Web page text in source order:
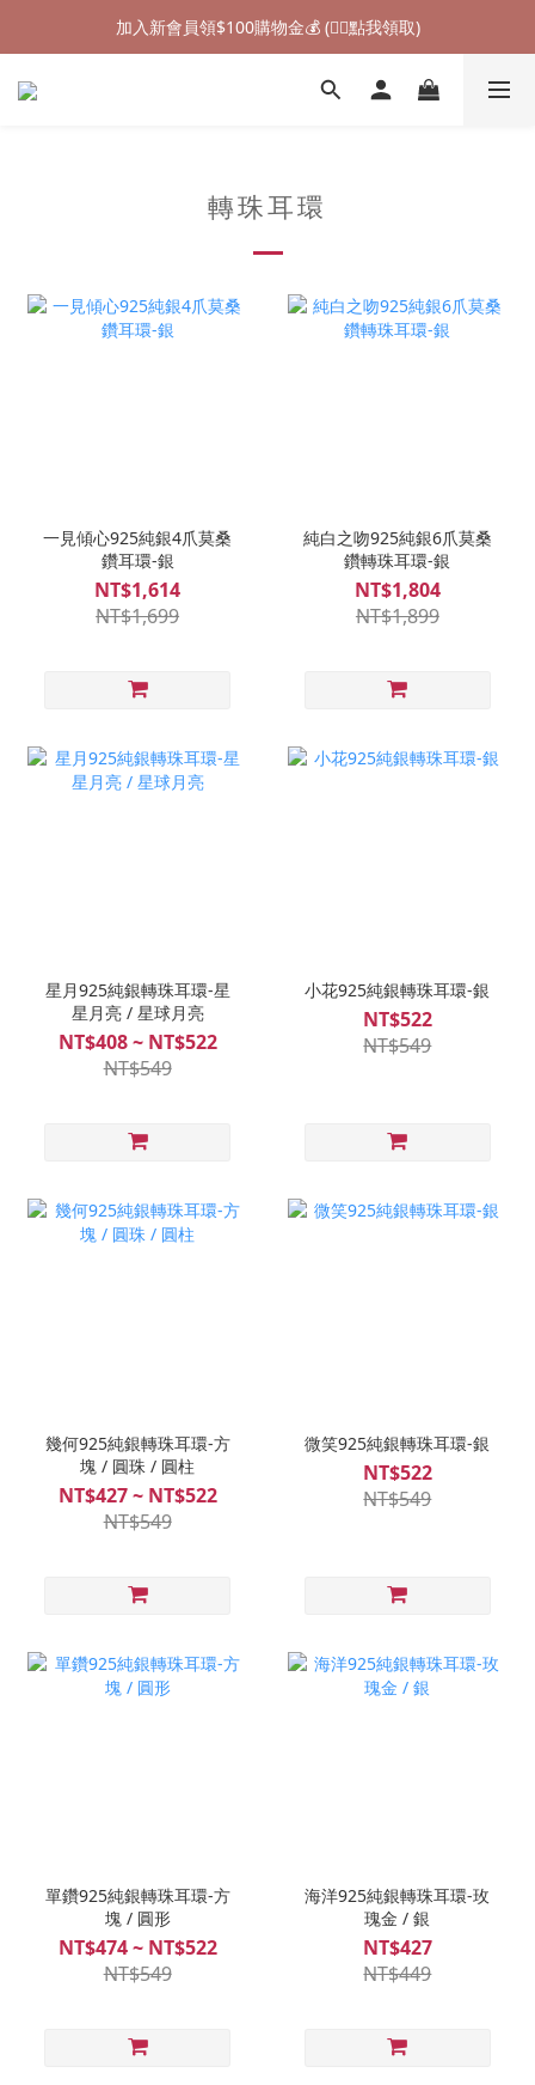
加入新會員領$100購物金💰 (👉🏻點我領取)
加入新會員領$100購物金💰 (👉🏻點我領取)
七夕情人節禮物❤85折起 (👉🏻點我探索)
轉珠耳環
一見傾心925純銀4爪莫桑
鑽耳環-銀
NT$1,614
NT$1,699
純白之吻925純銀6爪莫桑
鑽轉珠耳環-銀
NT$1,804
NT$1,899
星月925純銀轉珠耳環-星
星月亮 / 星球月亮
NT$408 ~ NT$522
NT$549
小花925純銀轉珠耳環-銀
NT$522
NT$549
幾何925純銀轉珠耳環-方
塊 / 圓珠 / 圓柱
NT$427 ~ NT$522
NT$549
微笑925純銀轉珠耳環-銀
NT$522
NT$549
單鑽925純銀轉珠耳環-方
塊 / 圓形
NT$474 ~ NT$522
NT$549
海洋925純銀轉珠耳環-玫
瑰金 / 銀
NT$427
NT$449